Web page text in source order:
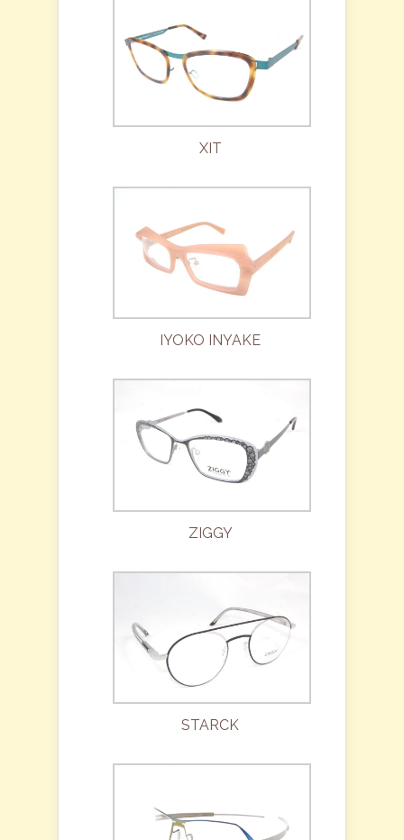
XIT
IYOKO INYAKE
ZIGGY
STARCK